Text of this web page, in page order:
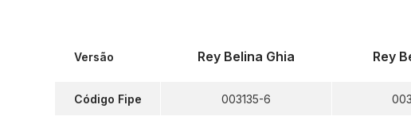
Versão
Código Fipe
Rey Belina Ghia
003135-6
Rey